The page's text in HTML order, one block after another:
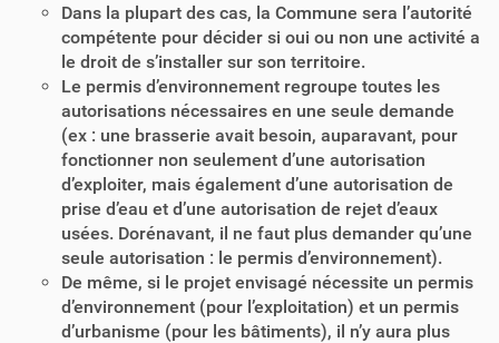
Dans la plupart des cas, la Commune sera l’autorité
compétente pour décider si oui ou non une activité a
le droit de s’installer sur son territoire.
Le permis d’environnement regroupe toutes les
autorisations nécessaires en une seule demande
(ex : une brasserie avait besoin, auparavant, pour
fonctionner non seulement d’une autorisation
d’exploiter, mais également d’une autorisation de
prise d’eau et d’une autorisation de rejet d’eaux
usées. Dorénavant, il ne faut plus demander qu’une
seule autorisation : le permis d’environnement).
De même, si le projet envisagé nécessite un permis
d’environnement (pour l’exploitation) et un permis
d’urbanisme (pour les bâtiments), il n’y aura plus